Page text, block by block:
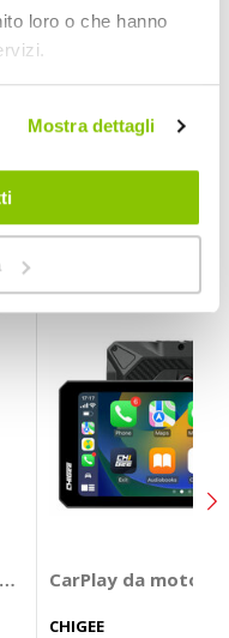
loro o che hanno
Mostra dettagli
- MIDLAND
CarPlay da moto
CHIGEE